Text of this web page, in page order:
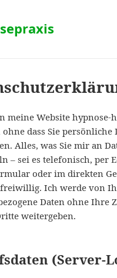
meine Website hypnose-
ohne dass Sie persönliche
Alles, was Sie mir an
– sei es telefonisch, per
oder im direkten
freiwillig. Ich werde von
Daten ohne Ihre
weitergeben.
(Server-